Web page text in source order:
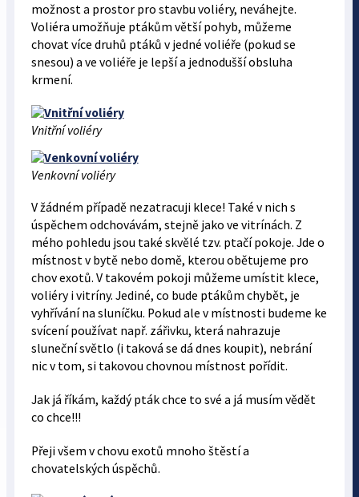
možnost a prostor pro stavbu voliéry, neváhejte.
Voliéra umožňuje ptákům větší pohyb, můžeme
chovat více druhů ptáků v jedné voliéře (pokud se
snesou) a ve voliéře je lepší a jednodušší obsluha
krmení.
Vnitřní voliéry
Venkovní voliéry
V žádném případě nezatracuji klece! Také v nich s
úspěchem odchovávám, stejně jako ve vitrínách. Z
mého pohledu jsou také skvělé tzv. ptačí pokoje. Jde o
místnost v bytě nebo domě, kterou obětujeme pro
chov exotů. V takovém pokoji můžeme umístit klece,
voliéry i vitríny. Jediné, co bude ptákům chybět, je
vyhřívání na sluníčku. Pokud ale v místnosti budeme ke
svícení používat např. zářivku, která nahrazuje
sluneční světlo (i taková se dá dnes koupit), nebrání
nic v tom, si takovou chovnou místnost pořídit.
Jak já říkám, každý pták chce to své a já musím vědět
co chce!!!
Přeji všem v chovu exotů mnoho štěstí a
chovatelských úspěchů.